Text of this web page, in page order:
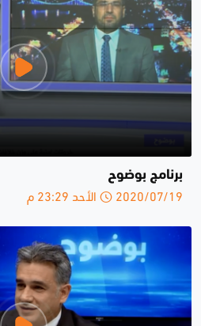
برنامج بوضوح
2020/07/19 الأحد 23:29 م